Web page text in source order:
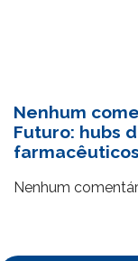
Nenhum
Futuro: hubs
Nenhum